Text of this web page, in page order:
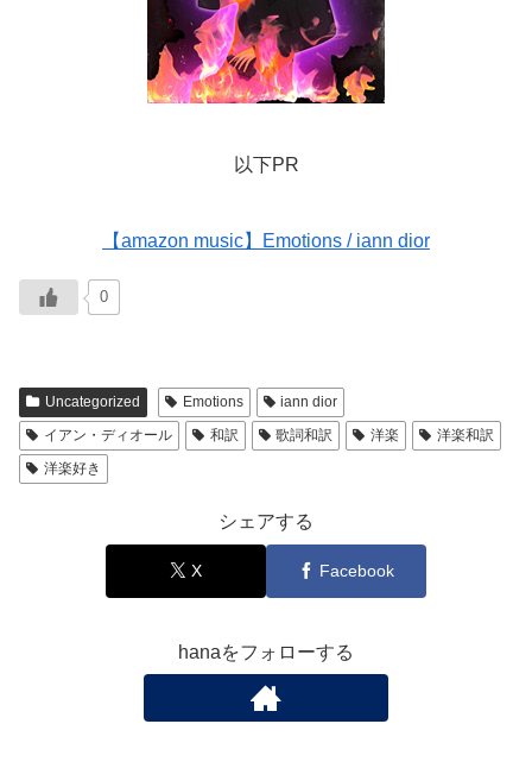
以下PR
【amazon music】Emotions / iann dior
0
Uncategorized Emotions
iann dior
イアン・ディオール
和訳 歌詞和訳 洋楽
洋楽和訳
洋楽好き
シェアする
X Facebook
hanaをフォローする